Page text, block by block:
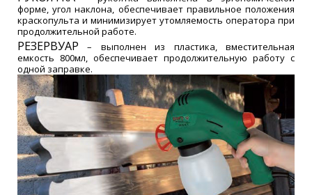
форме, угол наклона, обеспечивает правильное положения
краскопульта и минимизирует утомляемость оператора при
продолжительной работе.
РЕЗЕРВУАР – выполнен из пластика, вместительная
емкость 800мл, обеспечивает продолжительную работу с
одной заправке.